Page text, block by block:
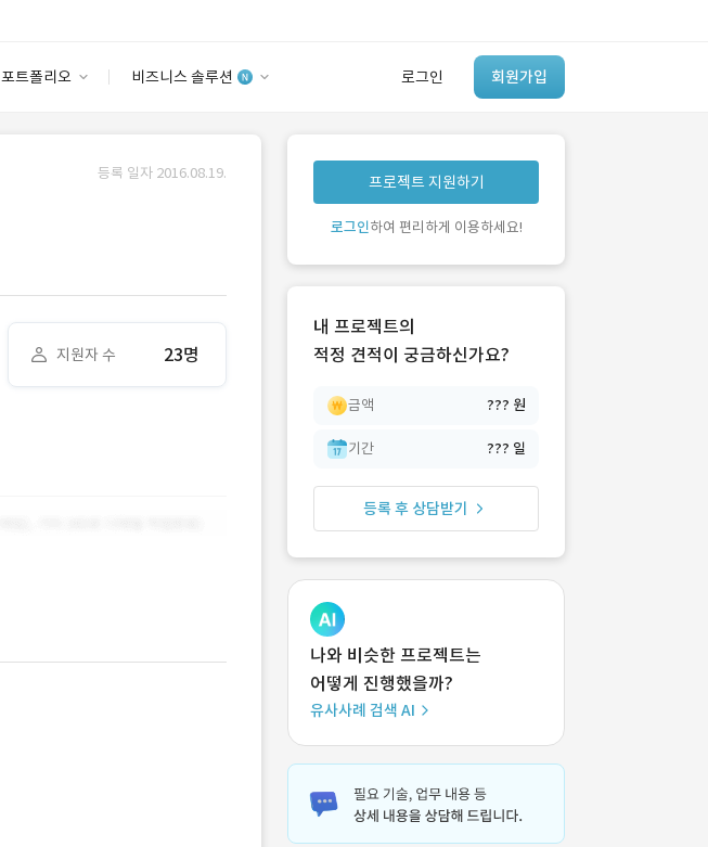
포트폴리오 비즈니스 솔루션 로그인 회원가입
안심 코드 케어
유사사례 검색 AI
‘이런 거’ 만들어본
개발 회사 있어?
등록 일자 2016.08.19.
지원자 수 23명
프로젝트 지원하기
로그인하여 편리하게 이용하세요!
내 프로젝트의
적정 견적이 궁금하신가요?
금액 ??? 원
기간 ??? 일
등록 후 상담받기
나와 비슷한 프로젝트는
어떻게 진행했을까?
유사사례 검색 AI